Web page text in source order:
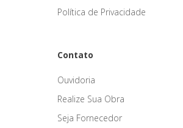
Política de Privacidade
Contato
Ouvidoria
Realize Sua Obra
Seja Fornecedor